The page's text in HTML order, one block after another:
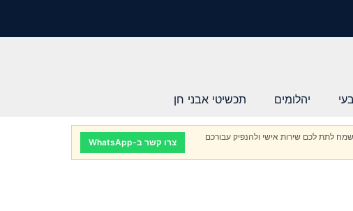
יהלומים תכשיטי אבני חן
לתת לכם שירות אישי ולהנפיק עבורכם
צרו קשר ב-WhatsApp